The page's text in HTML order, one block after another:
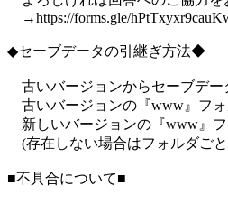
→https://forms.gle/
◆セーブデータの引継ぎ方法◆
古いバージョンからセーブデー
古いバージョンの『www』フォ
新しいバージョンの『www』フ
(存在しない場合はフォルダごと
■不具合について■